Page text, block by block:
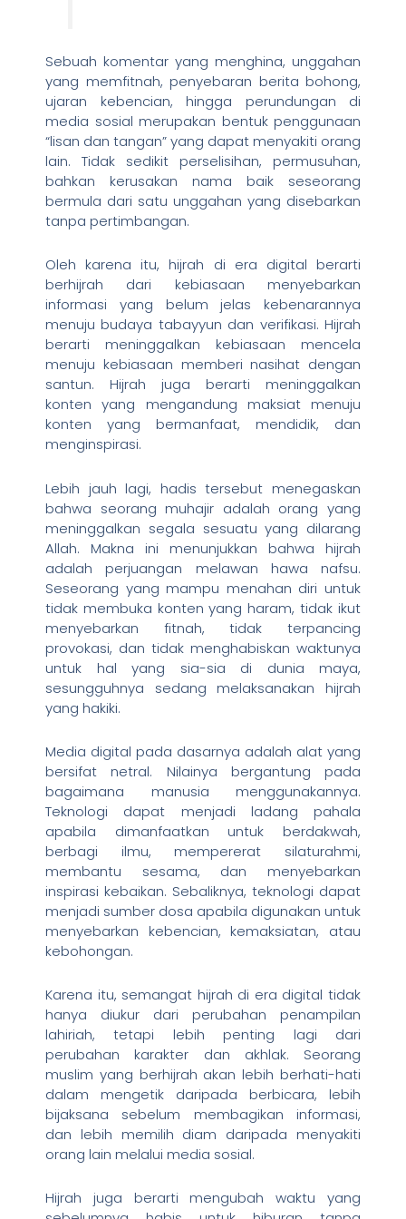
Sebuah komentar yang menghina, unggahan
yang memfitnah, penyebaran berita bohong,
ujaran kebencian, hingga perundungan di
media sosial merupakan bentuk penggunaan
“lisan dan tangan” yang dapat menyakiti orang
lain. Tidak sedikit perselisihan, permusuhan,
bahkan kerusakan nama baik seseorang
bermula dari satu unggahan yang disebarkan
tanpa pertimbangan.
Oleh karena itu, hijrah di era digital berarti
berhijrah dari kebiasaan menyebarkan
informasi yang belum jelas kebenarannya
menuju budaya tabayyun dan verifikasi. Hijrah
berarti meninggalkan kebiasaan mencela
menuju kebiasaan memberi nasihat dengan
santun. Hijrah juga berarti meninggalkan
konten yang mengandung maksiat menuju
konten yang bermanfaat, mendidik, dan
menginspirasi.
Lebih jauh lagi, hadis tersebut menegaskan
bahwa seorang muhajir adalah orang yang
meninggalkan segala sesuatu yang dilarang
Allah. Makna ini menunjukkan bahwa hijrah
adalah perjuangan melawan hawa nafsu.
Seseorang yang mampu menahan diri untuk
tidak membuka konten yang haram, tidak ikut
menyebarkan fitnah, tidak terpancing
provokasi, dan tidak menghabiskan waktunya
untuk hal yang sia-sia di dunia maya,
sesungguhnya sedang melaksanakan hijrah
yang hakiki.
Media digital pada dasarnya adalah alat yang
bersifat netral. Nilainya bergantung pada
bagaimana manusia menggunakannya.
Teknologi dapat menjadi ladang pahala
apabila dimanfaatkan untuk berdakwah,
berbagi ilmu, mempererat silaturahmi,
membantu sesama, dan menyebarkan
inspirasi kebaikan. Sebaliknya, teknologi dapat
menjadi sumber dosa apabila digunakan untuk
menyebarkan kebencian, kemaksiatan, atau
kebohongan.
Karena itu, semangat hijrah di era digital tidak
hanya diukur dari perubahan penampilan
lahiriah, tetapi lebih penting lagi dari
perubahan karakter dan akhlak. Seorang
muslim yang berhijrah akan lebih berhati-hati
dalam mengetik daripada berbicara, lebih
bijaksana sebelum membagikan informasi,
dan lebih memilih diam daripada menyakiti
orang lain melalui media sosial.
Hijrah juga berarti mengubah waktu yang